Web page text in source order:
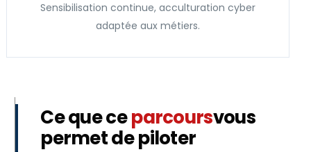
Sensibilisation continue, acculturation cyber
adaptée aux métiers.
Cequeceparcoursvous
permetdepiloter